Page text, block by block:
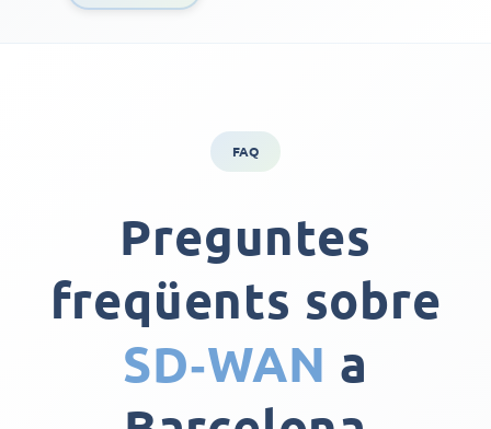
FAQ
Preguntes
freqüents sobre
SD‑WAN a